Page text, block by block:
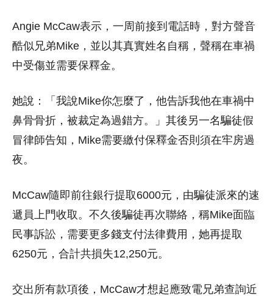
Angie McCaw表示，一周前接到電話時，對方聲音
酷似兄弟Mike，並以其真實姓名自稱，聲稱在車禍
中受傷並需要保釋金。
她說：「我說Mike你怎麼了，他告訴我他在車禍中
鼻骨骨折，被裁定為過錯方。」其後另一名騙徒假
冒律師告知，Mike需要繳付保釋金否則須在牢房過
夜。
McCaw隨即前往銀行提取6000元，由騙徒派來的速
遞員上門收取。不久後騙徒再次聯絡，稱Mike面臨
民事訴訟，需要更多錢支付法律費用，她再提取
6250元，合計共損失12,250元。
交出所有款項後，McCaw才想起應致電兄弟查詢近